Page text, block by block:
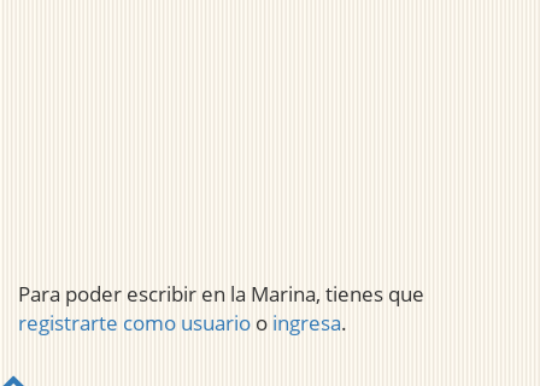
Para poder escribir en la Marina, tienes que
registrarte como usuario o ingresa.